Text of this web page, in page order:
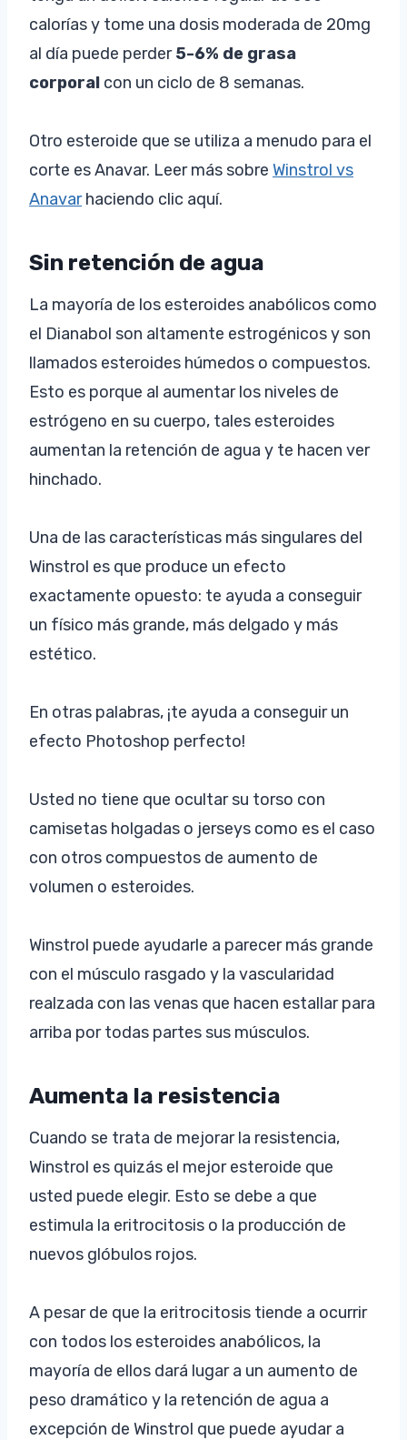
calorías y tome una dosis moderada de 20mg
al día puede perder5-6% de grasa
corporal con un ciclo de 8 semanas.
Otro esteroide que se utiliza a menudo para el
corte es Anavar. Leer más sobre Winstrol vs
Anavarhaciendo clic aquí.
Sin retención de agua
La mayoría de los esteroides anabólicos como
el Dianabol son altamente estrogénicos y son
llamados esteroides húmedos o compuestos.
Esto es porque al aumentar los niveles de
estrógeno en su cuerpo, tales esteroides
aumentan la retención de agua y te hacen ver
hinchado.
Una de las características más singulares del
Winstrol es que produce un efecto
exactamente opuesto: te ayuda a conseguir
un físico más grande, más delgado y más
estético.
En otras palabras, ¡te ayuda a conseguir un
efecto Photoshop perfecto!
Usted no tiene que ocultar su torso con
camisetas holgadas o jerseys como es el caso
con otros compuestos de aumento de
volumen o esteroides.
Winstrol puede ayudarle a parecer más grande
con el músculo rasgado y la vascularidad
realzada con las venas que hacen estallar para
arriba por todas partes sus músculos.
Aumenta la resistencia
Cuando se trata de mejorar la resistencia,
Winstrol es quizás el mejor esteroide que
usted puede elegir. Esto se debe a que
estimula la eritrocitosis o la producción de
nuevos glóbulos rojos.
A pesar de que la eritrocitosis tiende a ocurrir
con todos los esteroides anabólicos, la
mayoría de ellos dará lugar a un aumento de
peso dramático y la retención de agua a
excepción de Winstrol que puede ayudar a